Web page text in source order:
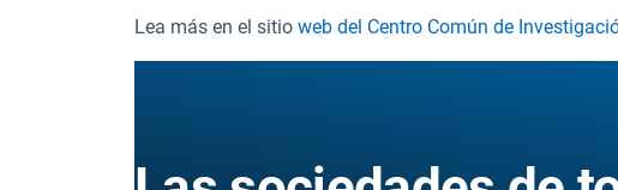
Lea más en el sitio web del Centro Común de